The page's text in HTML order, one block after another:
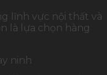
lĩnh vực nội thất và
là lựa chọn hàng